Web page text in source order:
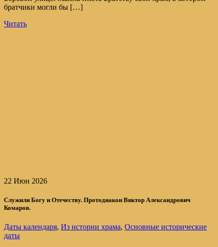
братчики могли бы […]
Читать
22 Июн 2026
Служили Богу и Отечеству. Протодиакон Виктор Александрович
Комаров.
Даты календаря, Из истории храма, Основные исторические
даты